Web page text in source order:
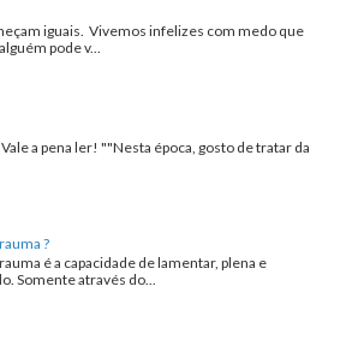
iguais. Vivemos infelizes com medo que
pode v...
a pena ler! ""Nesta época, gosto de tratar da
?
é a capacidade de lamentar, plena e
Somente através do...